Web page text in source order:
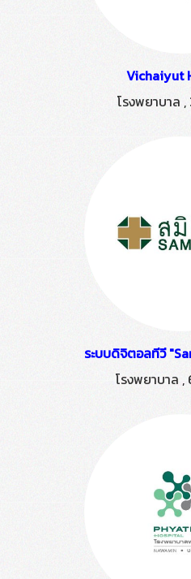
Vichaiyut
โรงพยาบาล ,
โรงพยาบาล ,